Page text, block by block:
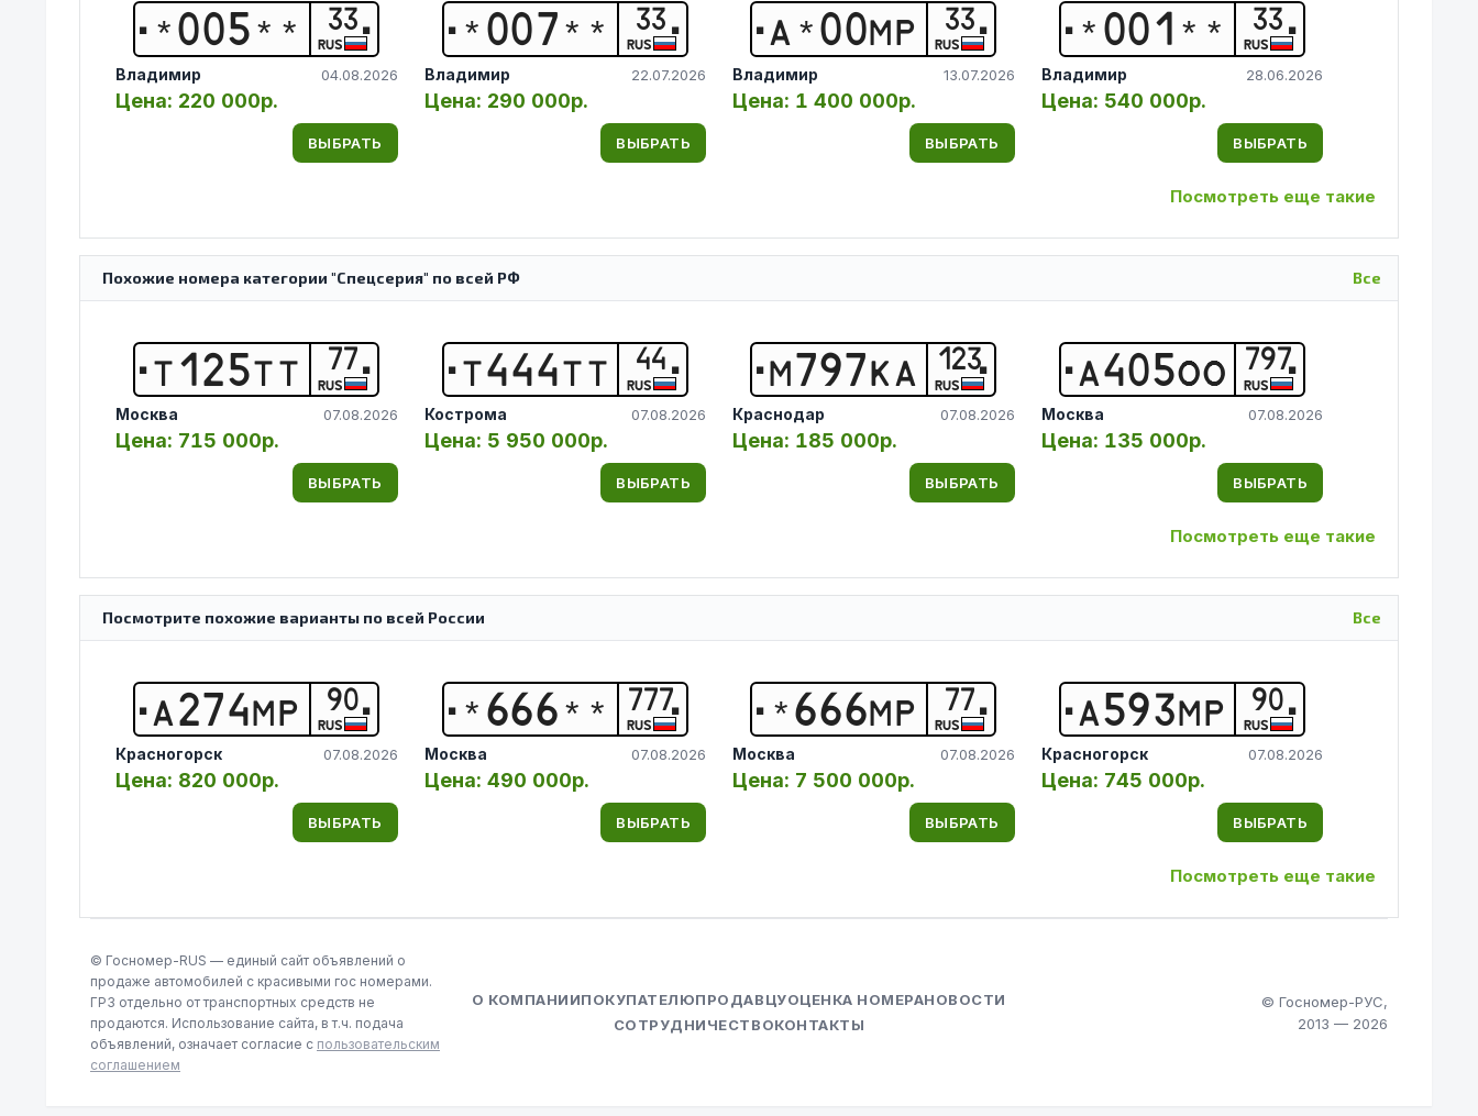
* 005 * * 33
RUS
Владимир 04.08.2026
Цена: 220 000р.
ВЫБРАТЬ
* 007 * * 33
RUS
Владимир 22.07.2026
Цена: 290 000р.
ВЫБРАТЬ
А * 00МР 33
RUS
Владимир 13.07.2026
Цена: 1 400 000р.
ВЫБРАТЬ
* 001 * * 33
RUS
Владимир 28.06.2026
Цена: 540 000р.
ВЫБРАТЬ
Посмотреть еще такие
Все
Похожие номера категории "Спецсерия" по всей РФ
Т 1 25ТТ 77
RUS
Москва 07.08.2026
Цена: 715 000р.
ВЫБРАТЬ
Т444ТТ 44
RUS
Кострома 07.08.2026
Цена: 5 950 000р.
ВЫБРАТЬ
М797К А 123
RUS
Краснодар 07.08.2026
Цена: 185 000р.
ВЫБРАТЬ
А405ОО 797
RUS
Москва 07.08.2026
Цена: 135 000р.
ВЫБРАТЬ
Посмотреть еще такие
Все
Посмотрите похожие варианты по всей России
А 274МР 90
RUS
Красногорск 07.08.2026
Цена: 820 000р.
ВЫБРАТЬ
* 666 * * 777
RUS
Москва 07.08.2026
Цена: 490 000р.
ВЫБРАТЬ
* 666МР 77
RUS
Москва 07.08.2026
Цена: 7 500 000р.
ВЫБРАТЬ
А593МР 90
RUS
Красногорск 07.08.2026
Цена: 745 000р.
ВЫБРАТЬ
Посмотреть еще такие
© Госномер-RUS — единый сайт объявлений о
продаже автомобилей с красивыми гос номерами.
ГРЗ отдельно от транспортных средств не
продаются. Использование сайта, в т.ч. подача
объявлений, означает согласие с пользовательским
соглашением
О КОМПАНИИПОКУПАТЕЛЮПРОДАВЦУОЦЕНКА НОМЕРАНОВОСТИ
СОТРУДНИЧЕСТВОКОНТАКТЫ
© Госномер-РУС,
2013 — 2026